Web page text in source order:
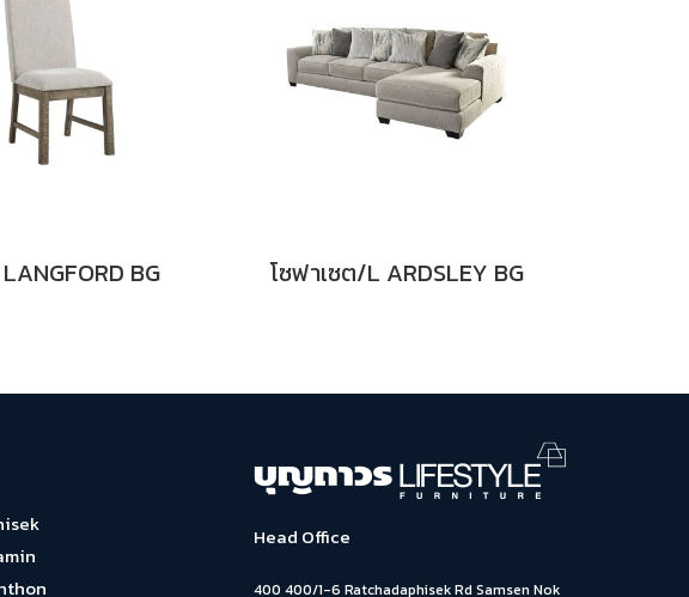
BG โซฟาเซต/L ARDSLEY BG
Head Office
400 400/1-6 Ratchadaphisek Rd Samsen Nok